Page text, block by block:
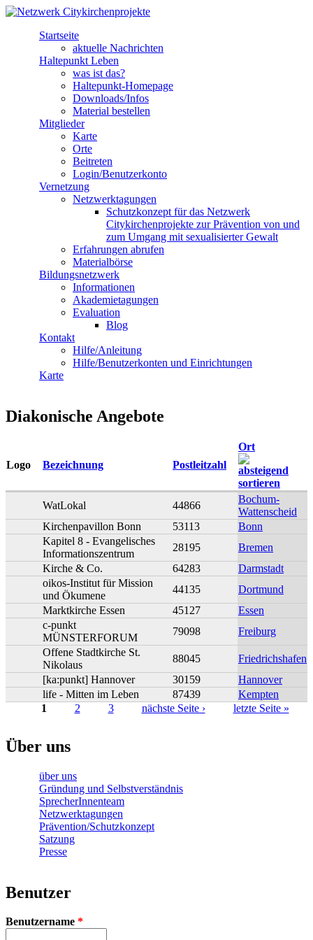
Direkt zum Inhalt
Netzwerk
Citykirchenprojekte
Startseite
aktuelle Nachrichten
Haltepunkt Leben
was ist das?
Haltepunkt-Homepage
Downloads/Infos
Material bestellen
Mitglieder
Karte
Orte
Beitreten
Login/Benutzerkonto
Vernetzung
Netzwerktagungen
Schutzkonzept für das Netzwerk
Citykirchenprojekte zur Prävention von und
zum Umgang mit sexualisierter Gewalt
Erfahrungen abrufen
Materialbörse
Bildungsnetzwerk
Informationen
Akademietagungen
Evaluation
Blog
Kontakt
Hilfe/Anleitung
Hilfe/Benutzerkonten und Einrichtungen
Karte
Diakonische Angebote
Logo Bezeichnung Postleitzahl
Ort
WatLokal 44866
Bochum-
Wattenscheid
Kirchenpavillon Bonn
53113
Bonn
Kapitel 8 - Evangelisches
Informationszentrum
28195
Bremen
Kirche & Co.
64283
Darmstadt
oikos-Institut für Mission
und Ökumene
44135
Dortmund
Marktkirche Essen
45127
Essen
c-punkt
MÜNSTERFORUM
79098
Freiburg
Offene Stadtkirche St.
Nikolaus
88045
Friedrichshafen
[ka:punkt] Hannover
30159
Hannover
life - Mitten im Leben
87439 Kempten
1 2 3 nächste Seite › letzte Seite »
Über uns
über uns
Gründung und Selbstverständnis
SprecherInnenteam
Netzwerktagungen
Prävention/Schutzkonzept
Satzung
Presse
Benutzer
Benutzername *